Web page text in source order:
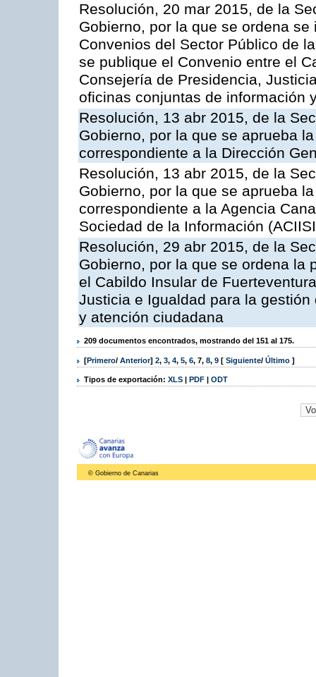
Resolución, 20 mar 2015, de la
Gobierno, por la que se ordena
Convenios del Sector Público de
se publique el Convenio entre el
Consejería de Presidencia,
oficinas conjuntas de información
Resolución, 13 abr 2015, de la
Gobierno, por la que se aprueba
correspondiente a la Dirección
Resolución, 13 abr 2015, de la
Gobierno, por la que se aprueba
correspondiente a la Agencia
Sociedad de la Información
Resolución, 29 abr 2015, de la
Gobierno, por la que se ordena la
el Cabildo Insular de
Justicia e Igualdad para la
y atención ciudadana
209 documentos encontrados, mostrando del 151 al 175.
[Primero/ Anterior] 2, 3, 4, 5, 6, 7, 8, 9 [ Siguiente/ Último ]
Tipos de exportación: XLS | PDF | ODT
© Gobierno de Canarias